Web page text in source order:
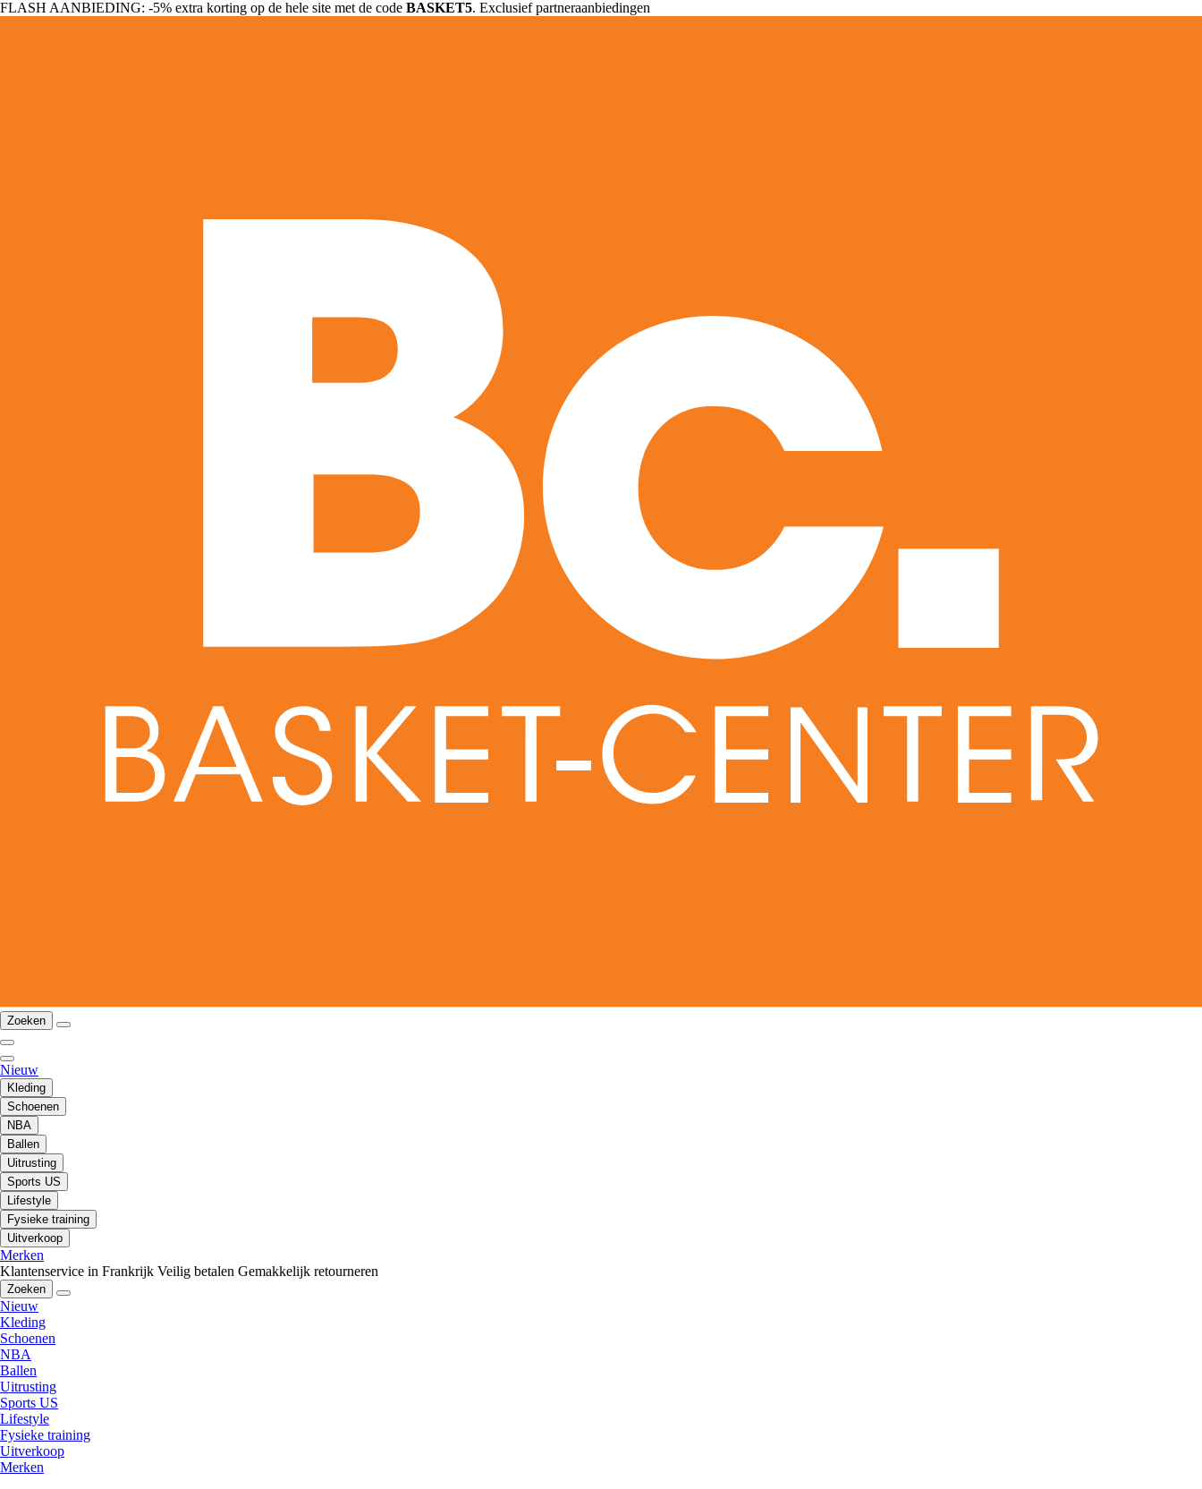
FLASH AANBIEDING: -5% extra korting op de hele site met de code BASKET5. Exclusief partneraanbiedingen
Zoeken
Nieuw
Kleding
Schoenen
NBA
Ballen
Uitrusting
Sports US
Lifestyle
Fysieke training
Uitverkoop
Merken
Klantenservice in Frankrijk Veilig betalen Gemakkelijk retourneren
Zoeken
Nieuw
Kleding
Schoenen
NBA
Ballen
Uitrusting
Sports US
Lifestyle
Fysieke training
Uitverkoop
Merken